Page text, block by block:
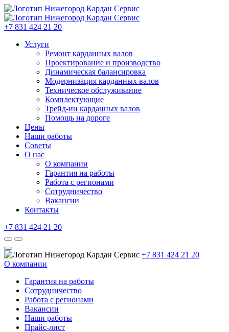
+7 831 424 21 20
Услуги
Ремонт карданных валов
Проектирование и производство
Динамическая балансировка
Модернизация карданных валов
Техническое обслуживание
Комплектующие
Трейд-ин карданных валов
Помощь на дороге
Цены
Наши работы
Советы
О нас
О компании
Гарантия на работы
Работа с регионами
Сотрудничество
Вакансии
Контакты
+7 831 424 21 20
+7 831 424 21 20
О компании
Гарантия на работы
Сотрудничество
Работа с регионами
Вакансии
Наши работы
Прайс-лист